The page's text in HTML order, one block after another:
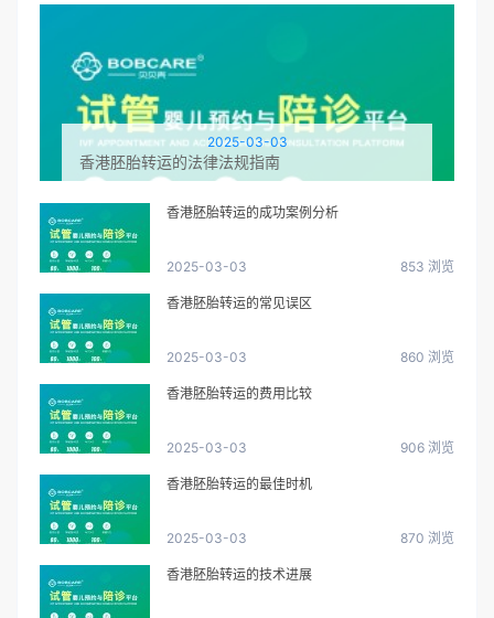
2025-03-03
香港胚胎转运的法律法规指南
香港胚胎转运的成功案例分析
2025-03-03 853 浏览
香港胚胎转运的常见误区
2025-03-03 860 浏览
香港胚胎转运的费用比较
2025-03-03 906 浏览
香港胚胎转运的最佳时机
2025-03-03 870 浏览
香港胚胎转运的技术进展